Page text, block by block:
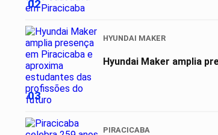
02
03
HYUNDAI MAKER
PIRACICABA